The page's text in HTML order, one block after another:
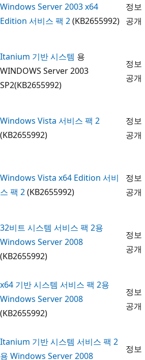
Windows Server 2003 x64
Edition 서비스 팩 2(KB2655992)
정보
공개
Itanium 기반 시스템 용
WINDOWS Server 2003
SP2(KB2655992)
정보
공개
Windows Vista 서비스 팩 2
(KB2655992)
정보
공개
Windows Vista x64 Edition 서비
스 팩 2(KB2655992)
정보
공개
32비트 시스템 서비스 팩 2용
Windows Server 2008
(KB2655992)
정보
공개
x64 기반 시스템 서비스 팩 2용
Windows Server 2008
(KB2655992)
정보
공개
Itanium 기반 시스템 서비스 팩 2
용 Windows Server 2008
정보